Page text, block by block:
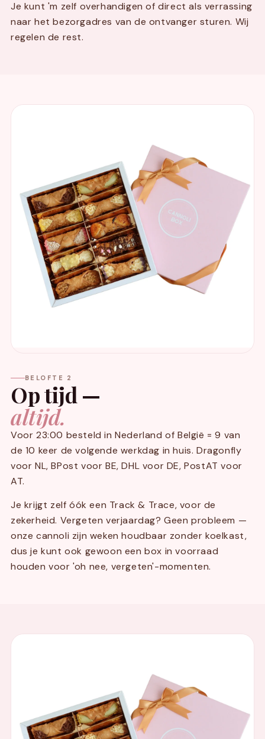
Je kunt 'm zelf overhandigen of direct als verrassing
naar het bezorgadres van de ontvanger sturen. Wij
regelen de rest.
BELOFTE 2
Op tijd —
altijd.
Voor 23:00 besteld in Nederland of België = 9 van
de 10 keer de volgende werkdag in huis. Dragonfly
voor NL, BPost voor BE, DHL voor DE, PostAT voor
AT.
Je krijgt zelf óók een Track & Trace, voor de
zekerheid. Vergeten verjaardag? Geen probleem —
onze cannoli zijn weken houdbaar zonder koelkast,
dus je kunt ook gewoon een box in voorraad
houden voor 'oh nee, vergeten'-momenten.